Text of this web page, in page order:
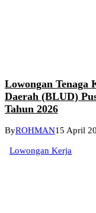
Lowongan Tenaga
Daerah (BLUD)
Tahun 2026
ByROHMAN15 April
Lowongan Kerja